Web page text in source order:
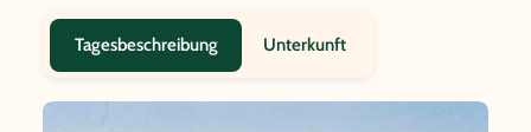
Tagesbeschreibung Unterkunft